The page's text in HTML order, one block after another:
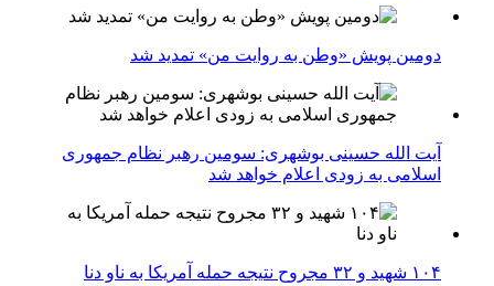
دومین پویش «وطن به روایت من» تمدید شد
آیت الله حسینی بوشهری: سومین رهبر نظام جمهوری
اسلامی به زودی اعلام خواهد شد
۱۰۴ شهید و ۳۲ مجروح نتیجه حمله آمریکا به ناو دنا